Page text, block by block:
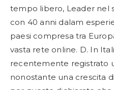
tempo libero, Leader nel
con 40 anni dalam
paesi compresa tra
vasta rete online. D. In
recentemente registrato
nonostante una crescita